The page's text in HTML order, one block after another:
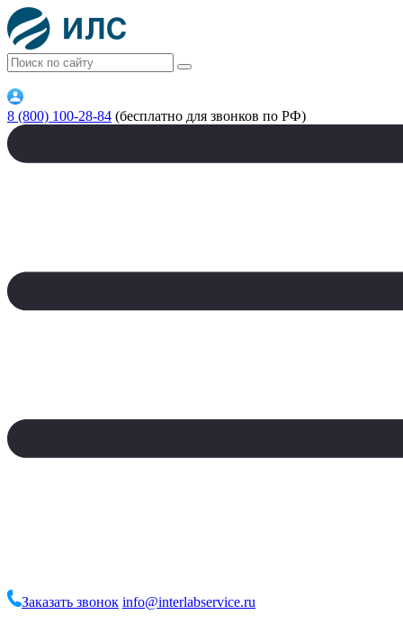
8 (800) 100-28-84 (бесплатно для звонков по РФ)
Заказать звонок info@interlabservice.ru